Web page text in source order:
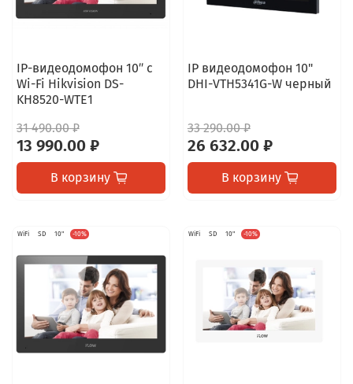
IP-видеодомофон 10″ с
Wi-Fi Hikvision DS-
KH8520-WTE1
31 490.00 ₽
13 990.00 ₽
В корзину
IP видеодомофон 10"
DHI-VTH5341G-W черный
33 290.00 ₽
26 632.00 ₽
В корзину
WiFi SD 10" -10% WiFi SD 10" -10%